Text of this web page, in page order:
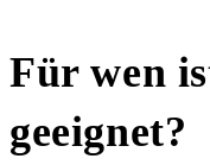
Für wen
geeignet?